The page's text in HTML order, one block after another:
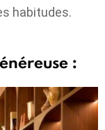
habitudes.
: